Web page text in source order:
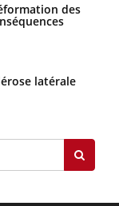
des
latérale